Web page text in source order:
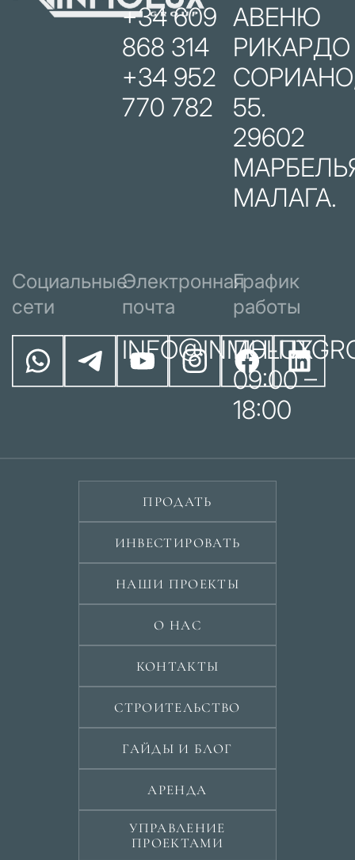
+34 609
868 314
+34 952
770 782
АВЕНЮ
РИКАРДО
55.
29602
МАЛАГА.
Социальные
сети
Электронная
почта
График
работы
ПН-ПТ
09:00 –
18:00
ПРОДАТЬ
ИНВЕСТИРОВАТЬ
НАШИ ПРОЕКТЫ
О НАС
КОНТАКТЫ
СТРОИТЕЛЬСТВО
ГАЙДЫ И БЛОГ
АРЕНДА
УПРАВЛЕНИЕ
ПРОЕКТАМИ